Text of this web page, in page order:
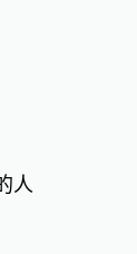
人